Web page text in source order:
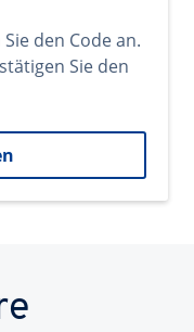
den Code an.
Sie den